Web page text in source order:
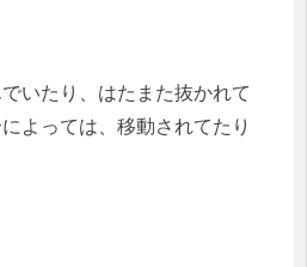
いたり、はたまた抜かれて
よっては、移動されてたり